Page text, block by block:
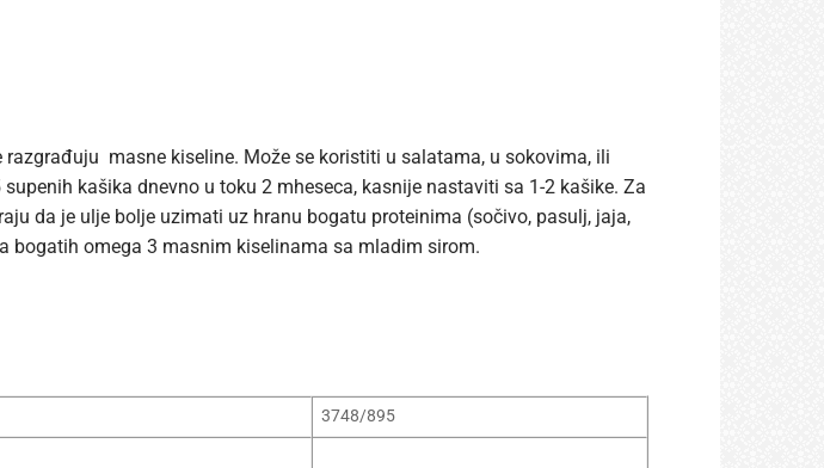
masne kiseline. Može se koristiti u salatama, u sokovima, ili
kašika dnevno u toku 2 mheseca, kasnije nastaviti sa 1-2 kašike. Za
da je ulje bolje uzimati uz hranu bogatu proteinima (sočivo, pasulj, jaja,
bogatih omega 3 masnim kiselinama sa mladim sirom.
3748/895